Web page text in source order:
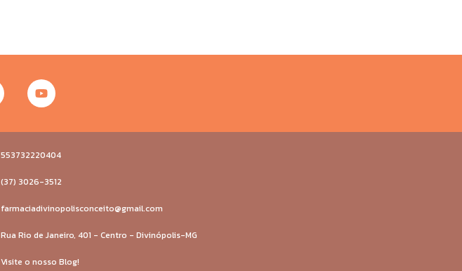
553732220404
(37) 3026-3512
farmaciadivinopolisconceito@gmail.com
Rua Rio de Janeiro, 401 - Centro - Divinópolis-MG
Visite o nosso Blog!